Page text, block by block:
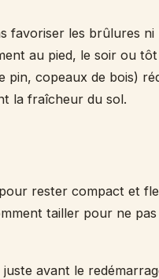
favoriser les brûlures ni
au pied, le soir ou
pin, copeaux de bois)
la fraîcheur du sol.
rester compact et
tailler pour ne
juste avant le